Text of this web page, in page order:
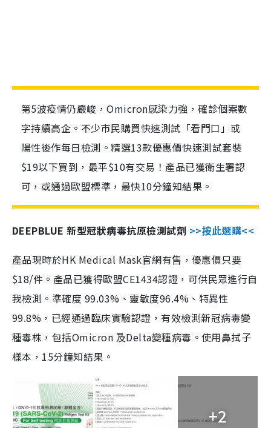
第5波疫情仍嚴峻，Omicron感染力強，確診個案數
字持續高企。不少市民購買快速測試「看門口」或
陽性後作每日檢測。精選13款優惠價快速測試套裝
$19以下買到，最平$10有交易！產品已獲衛生署認
可，或通過歐盟標準，最快10分鐘知結果。
DEEPBLUE 新型冠狀病毒抗原檢測試劑 >>按此選購<<
產品現時於HK Medical Mask官網有售，優惠價只要
$18/件。產品已獲得歐盟CE1434認證，可供民眾進行自
我檢測。準確度 99.03%、靈敏度96.4%、特異性
99.8%，已經通過臨床實驗認證，有效檢測新冠病毒變
種毒株，包括Omicron 及Delta變種病毒。使用鼻拭子
樣本，15分鐘知結果。
+2